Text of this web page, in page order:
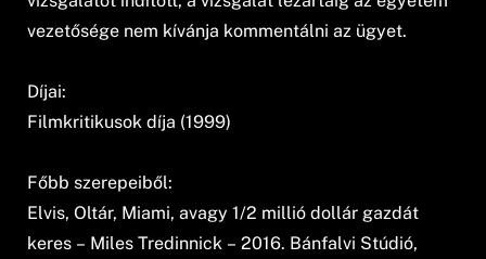
vezetősége nem kívánja kommentálni az ügyet.
Díjai:
Filmkritikusok díja (1999)
Főbb szerepeiből:
Elvis, Oltár, Miami, avagy 1/2 millió dollár gazdát
keres – Miles Tredinnick – 2016. Bánfalvi Stúdió,